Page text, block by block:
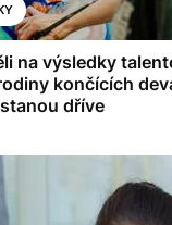
na výsledky
končících
dříve